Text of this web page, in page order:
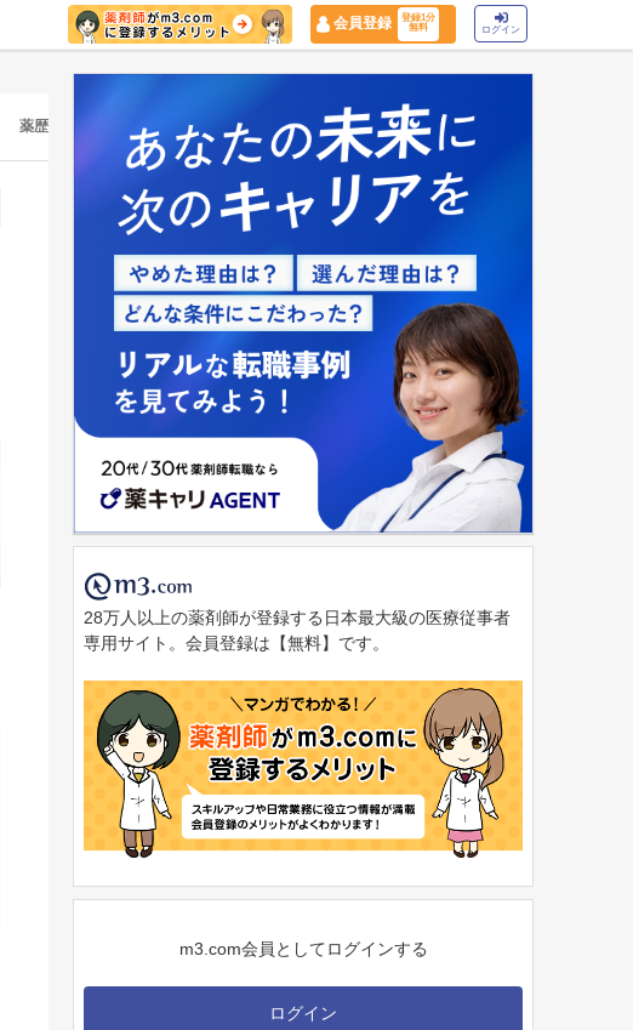
会員登録
登録1分
無料
ログイン
薬歴 マイナ保険証
28万人以上の薬剤師が登録する日本最大級の医療従事者
専用サイト。会員登録は【無料】です。
m3.com会員としてログインする
ログイン